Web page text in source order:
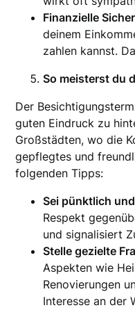
Finanzielle
deinem
zahlen kannst.
So meisterst du
Der
guten Eindruck zu
Großstädten, wo die
gepflegtes und
folgenden Tipps:
Sei pünktlich
Respekt
und signalisiert
Stelle gezielte
Aspekten wie
Renovierungen
Interesse an der